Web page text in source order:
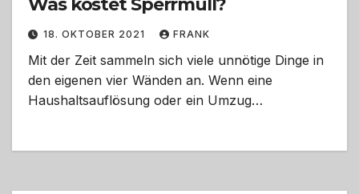
Was kostet Sperrmüll?
18. OKTOBER 2021 FRANK
Mit der Zeit sammeln sich viele unnötige Dinge in
den eigenen vier Wänden an. Wenn eine
Haushaltsauflösung oder ein Umzug…